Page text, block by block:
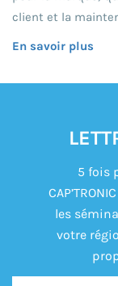
client et la
En savoir plus
5 fois
les
votre